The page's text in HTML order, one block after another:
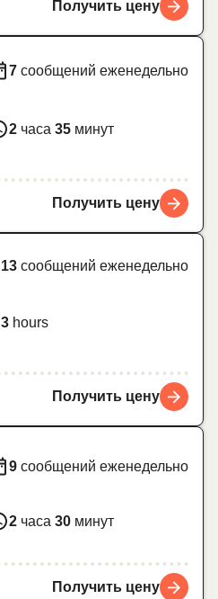
Получить цену
7 сообщений еженедельно
2 часа 35 минут
Получить цену
13 сообщений еженедельно
3 hours
Получить цену
9 сообщений еженедельно
2 часа 30 минут
Получить цену